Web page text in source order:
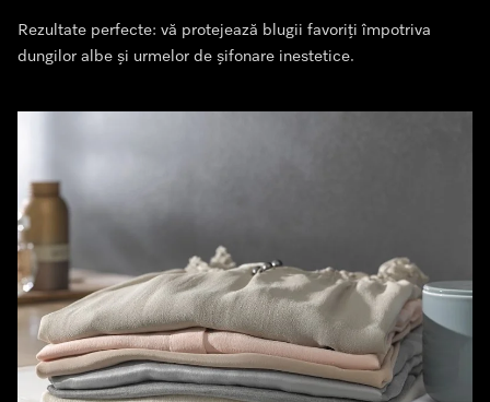
Rezultate perfecte: vă protejează blugii favoriți împotriva
dungilor albe și urmelor de șifonare inestetice.